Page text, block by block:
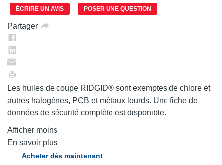
ce
produit.
ÉCRIRE UN AVIS POSER UNE QUESTION
Partager
Les huiles de coupe RIDGID® sont exemptes de chlore et
autres halogènes, PCB et métaux lourds. Une fiche de
données de sécurité complète est disponible.
Afficher moins
En savoir plus
Acheter dès maintenant